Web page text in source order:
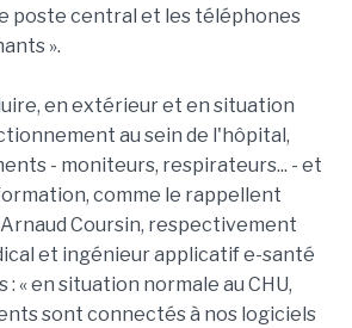
poste central et les téléphones
».
en extérieur et en situation
au sein de l'hôpital,
- moniteurs, respirateurs... - et
comme le rappellent
Coursin, respectivement
et ingénieur applicatif e-santé
: « en situation normale au CHU,
sont connectés à nos logiciels